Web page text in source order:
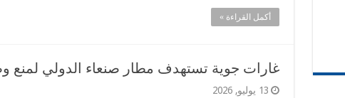
أكمل القراءة »
غارات جوية تستهدف مطار صنعاء الدولي لمنع
13 يوليو, 2026